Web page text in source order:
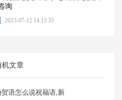
询
2023-07-12 14:15:35
机文章
贺语怎么说祝福语,新